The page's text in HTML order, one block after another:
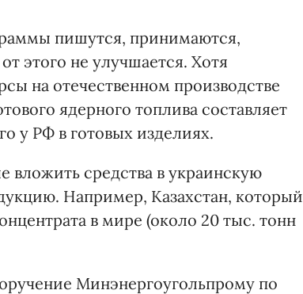
пишутся, принимаются,
этого не улучшается. Хотя
на отечественном производстве
ядерного топлива составляет
у РФ в готовых изделиях.
вложить средства в украинскую
Например, Казахстан, который
в мире (около 20 тыс. тонн
Минэнергоугольпрому по